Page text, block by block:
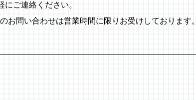
ご連絡ください。
お問い合わせは営業時間に限りお受けしております。